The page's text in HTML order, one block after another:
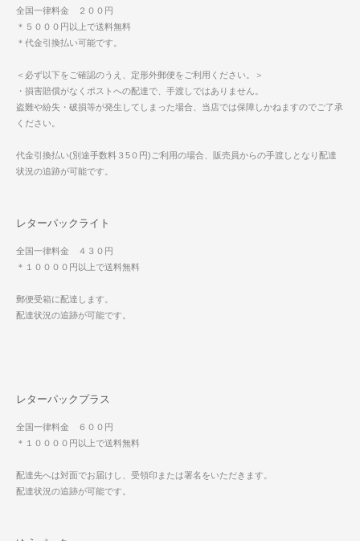
全国一律料金 ２００円
＊５０００円以上で送料無料
＊代金引換払い可能です。
＜必ず以下をご確認のうえ、定形外郵便をご利用ください。＞
・損害賠償がなくポストへの配達で、手渡しではありません。
盗難や紛失・破損等が発生してしまった場合、当店では保障しかねますのでご了承
ください。
代金引換払い(別途手数料３5０円)ご利用の場合、販売員からの手渡しとなり配達
状況の追跡が可能です。
レターパックライト
全国一律料金 ４３０円
＊１００００円以上で送料無料
郵便受箱に配達します。
配達状況の追跡が可能です。
レターパックプラス
全国一律料金 ６００円
＊１００００円以上で送料無料
配達先へは対面でお届けし、受領印または署名をいただきます。
配達状況の追跡が可能です。